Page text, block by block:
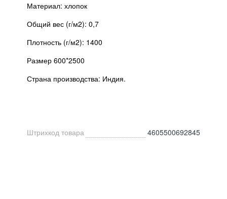
Материал: хлопок
Общий вес (г/м2): 0,7
Плотность (г/м2): 1400
Размер 600*2500
Страна производства: Индия.
Штрихкод товара 4605500692845